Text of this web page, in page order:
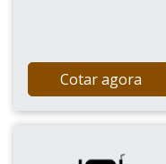
Cotar agora